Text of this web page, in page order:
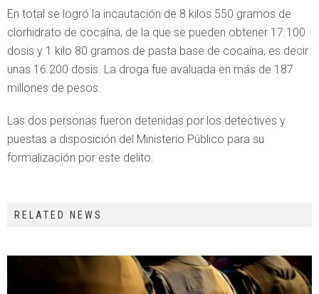
En total se logró la incautación de 8 kilos 550 gramos de
clorhidrato de cocaína, de la que se pueden obtener 17.100
dosis y 1 kilo 80 gramos de pasta base de cocaína, es decir
unas 16.200 dosis. La droga fue avaluada en más de 187
millones de pesos.
Las dos personas fueron detenidas por los detectives y
puestas a disposición del Ministerio Público para su
formalización por este delito.
RELATED NEWS